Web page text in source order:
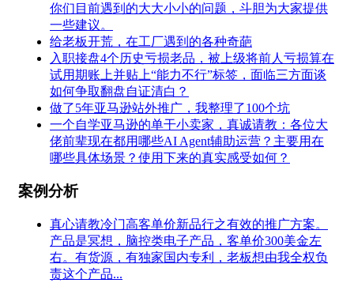
你们目前遇到的大大小小的问题，斗胆为大家提供
一些建议。
给老板开荒，在工厂遇到的各种奇葩
入职接盘4个历史亏损老品，被上级将前人亏损算在
试用期账上并贴上“能力不行”标签，面临三方面谈
如何争取翻盘自证清白？
做了5年亚马逊站外推广，我整理了100个坑
一个自学亚马逊的单干小卖家，真诚请教：各位大
佬前辈现在都用哪些AI Agent辅助运营？主要用在
哪些具体场景？使用下来的真实感受如何？
案例分析
真心请教冷门高客单价新品行之有效的推广方案。
产品是冥想，脑控类电子产品，客单价300美金左
右。有货源，有独家国内专利，老板想由我全权负
责这个产品...